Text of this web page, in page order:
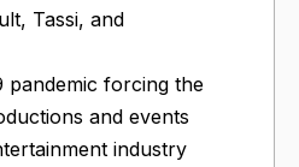
Tassi, and
pandemic forcing the
and events
industry